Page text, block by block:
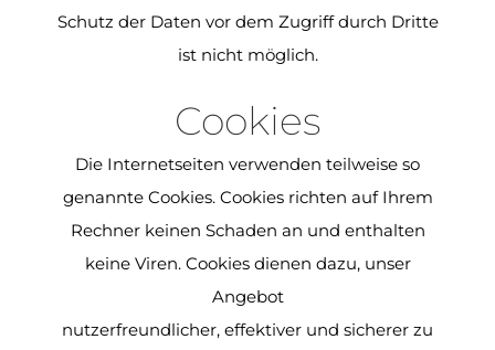
Schutz der Daten vor dem Zugriff durch Dritte
ist nicht möglich.
Cookies
Die Internetseiten verwenden teilweise so
genannte Cookies. Cookies richten auf Ihrem
Rechner keinen Schaden an und enthalten
keine Viren. Cookies dienen dazu, unser
Angebot
nutzerfreundlicher, effektiver und sicherer zu